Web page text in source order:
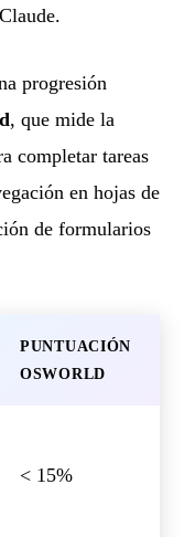
progresión
, que mide la
completar tareas
en hojas de
de formularios
PUNTUACIÓN
OSWORLD
< 15%